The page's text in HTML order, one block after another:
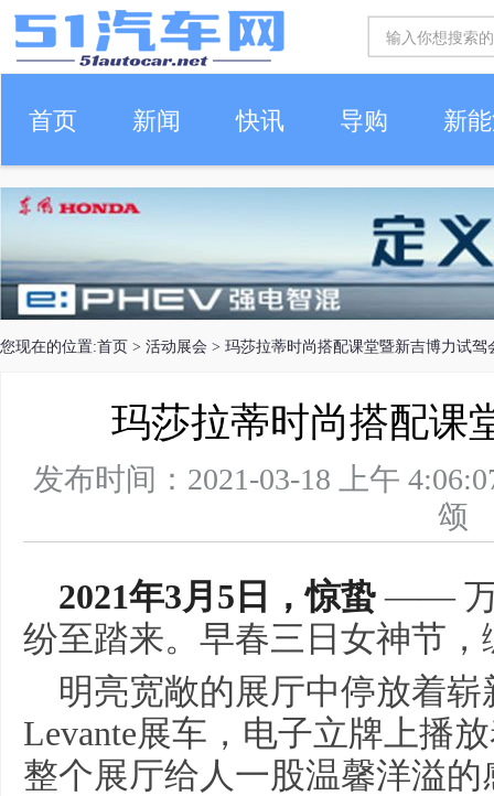
首页 新闻 快讯 导购 新
车生活
您现在的位置:首页 > 活动展会 > 玛莎拉蒂时尚搭配课堂暨新吉博力试驾
玛莎拉蒂时尚搭配课
发布时间：2021-03-18 上午
2021年3月5日，惊蛰—— 万
纷至踏来。早春三日女神节
明亮宽敞的展厅中停放着
Levante展车，电子立牌上播
整个展厅给人一股温馨洋溢的